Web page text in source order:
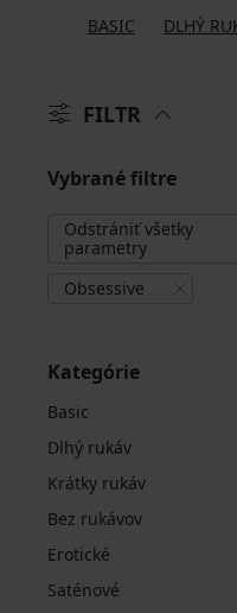
BASIC DLHÝ
FILTR
Vybrané filtre
Odstrániť všetky
parametry
Obsessive
Kategórie
Basic
Dlhý rukáv
Krátky rukáv
Bez rukávov
Erotické
Saténové